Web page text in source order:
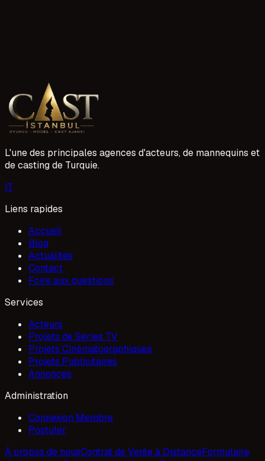
çeşitli projelerde yer alacak yetenekli oyuncu adaylarını
bünyesine katmak istiyor. Deneyimli veya deneyimsiz tüm
adayların başvurularını bekliyoruz.
1 Mayıs 2026
L'une des principales agences d'acteurs, de mannequins et
de casting de Turquie.
IT
Liens rapides
Accueil
Blog
Actualités
Contact
Foire aux questions
Services
Acteurs
Projets de Séries TV
Projets Cinématographiques
Projets Publicitaires
Annonces
Administration
Connexion Membre
Postuler
À propos de nousContrat de Vente à DistanceFormulaire